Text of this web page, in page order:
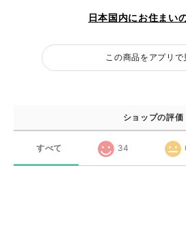
日本国内にお住まい
この商品をアプリで
ショップの評価
すべて 34